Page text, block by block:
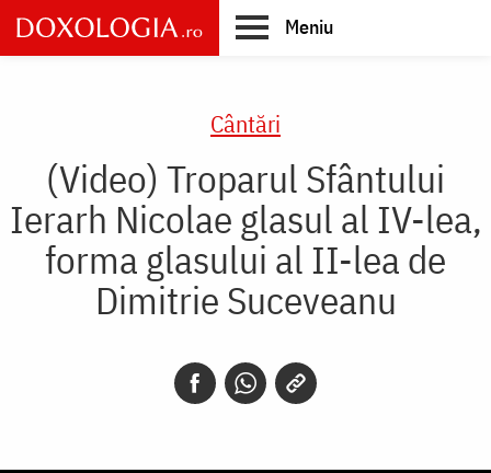
Skip
to
main
Meniu
Cântări
(Video) Troparul Sfântului
Ierarh Nicolae glasul al IV-lea,
forma glasului al II-lea de
Dimitrie Suceveanu